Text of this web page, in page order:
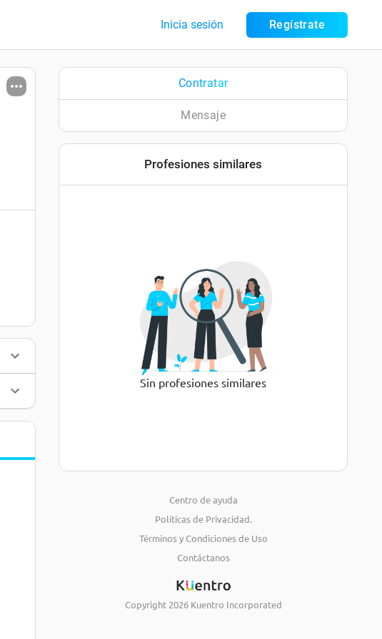
Inicia sesión Regístrate
Contratar
Mensaje
Profesiones similares
Sin profesiones similares
Centro de ayuda
Políticas de Privacidad.
Términos y Condiciones de Uso
Contáctanos
Copyright 2026 Kuentro Incorporated